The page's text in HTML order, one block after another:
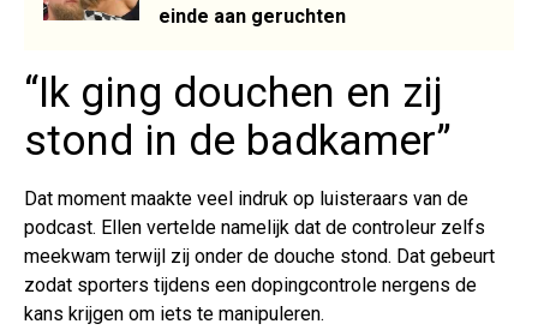
einde aan geruchten
“Ik ging douchen en zij
stond in de badkamer”
Dat moment maakte veel indruk op luisteraars van de
podcast. Ellen vertelde namelijk dat de controleur zelfs
meekwam terwijl zij onder de douche stond. Dat gebeurt
zodat sporters tijdens een dopingcontrole nergens de
kans krijgen om iets te manipuleren.